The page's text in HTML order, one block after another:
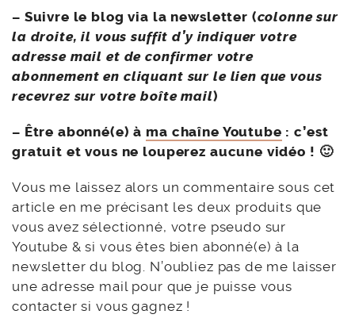
– Suivre le blog via la newsletter (colonne sur
la droite, il vous suffit d’y indiquer votre
adresse mail et de confirmer votre
abonnement en cliquant sur le lien que vous
recevrez sur votre boîte mail)
– Être abonné(e) à ma chaîne Youtube : c’est
gratuit et vous ne louperez aucune vidéo ! 🙂
Vous me laissez alors un commentaire sous cet
article en me précisant les deux produits que
vous avez sélectionné, votre pseudo sur
Youtube & si vous êtes bien abonné(e) à la
newsletter du blog. N’oubliez pas de me laisser
une adresse mail pour que je puisse vous
contacter si vous gagnez !